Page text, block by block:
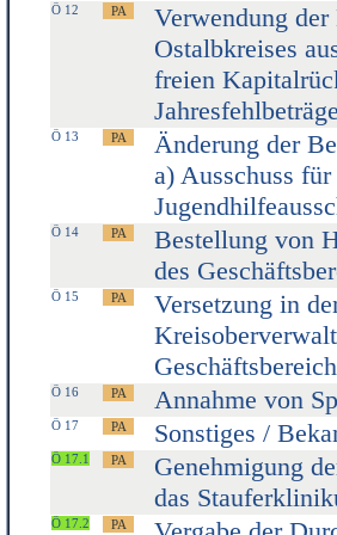
Ö 12
Verwendung
Ostalbkreises
freien
Ö 13
Änderung der
a) Ausschuss
Ö 14
Bestellung von
des
Ö 15
Versetzung in
Ö 16 Annahme von
Ö 17 Sonstiges /
Ö 17.1
Genehmigung
das
Ö 17.2